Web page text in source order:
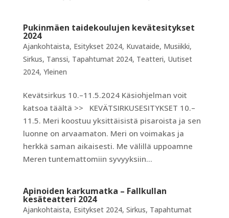
Pukinmäen taidekoulujen kevätesitykset
2024
Ajankohtaista, Esitykset 2024, Kuvataide, Musiikki,
Sirkus, Tanssi, Tapahtumat 2024, Teatteri, Uutiset
2024, Yleinen
Kevätsirkus 10.–11.5.2024 Käsiohjelman voit
katsoa täältä >> KEVÄTSIRKUSESITYKSET 10.–
11.5. Meri koostuu yksittäisistä pisaroista ja sen
luonne on arvaamaton. Meri on voimakas ja
herkkä saman aikaisesti. Me välillä uppoamne
Meren tuntemattomiin syvyyksiin...
Apinoiden karkumatka – Fallkullan
kesäteatteri 2024
Ajankohtaista, Esitykset 2024, Sirkus, Tapahtumat